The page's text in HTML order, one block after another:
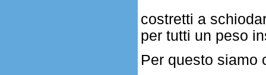
costretti a
per tutti un peso
Per questo siamo